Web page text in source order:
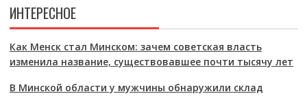
ИНТЕРЕСНОЕ
Как Менск стал Минском: зачем советская власть
изменила название, существовавшее почти тысячу лет
В Минской области у мужчины обнаружили склад